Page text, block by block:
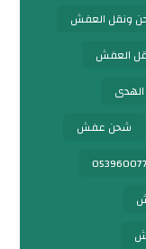
ونقل العفش
العفش
شحن عفش